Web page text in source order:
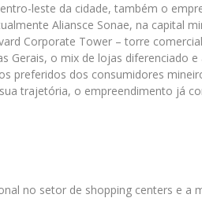
leste da cidade, também o
Aliansce Sonae, na capital
Corporate Tower – torre
Gerais, o mix de lojas diferenciado
preferidos dos consumidores
trajetória, o empreendimento já
no setor de shopping centers e